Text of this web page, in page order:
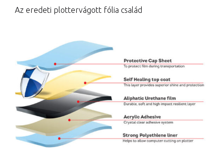
Az eredeti plottervágott fólia család